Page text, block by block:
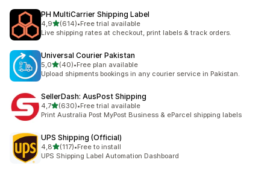
PH MultiCarrier Shipping Label
4,9av 5 stjerner
(614)
Totalt 614 omtaler
•Free trial available
Live shipping rates at checkout, print labels & track orders.
Universal Courier Pakistan
5,0av 5 stjerner
(40)
Totalt 40 omtaler
•Free plan available
Upload shipments bookings in any courier service in Pakistan.
SellerDash: AusPost Shipping
4,7av 5 stjerner
(630)
Totalt 630 omtaler
•Free trial available
Print Australia Post MyPost Business & eParcel shipping labels
UPS Shipping (Official)
4,8av 5 stjerner
(117)
Totalt 117 omtaler
•Free to install
UPS Shipping Label Automation Dashboard